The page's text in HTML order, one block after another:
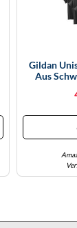
Gildan
Aus